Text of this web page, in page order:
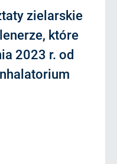
zielarskie
które
2023 r. od